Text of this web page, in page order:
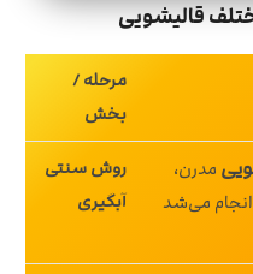
قالیشویی
مرحله /
بخش
مدرن،
می‌شد
روش سنتی
آبگیری